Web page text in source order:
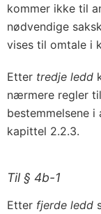
kommer ikke til
nødvendige
vises til omtale i
Etter tredje ledd
nærmere regler
bestemmelsene
kapittel 2.2.3.
Til § 4b-1
Etter fjerde ledd